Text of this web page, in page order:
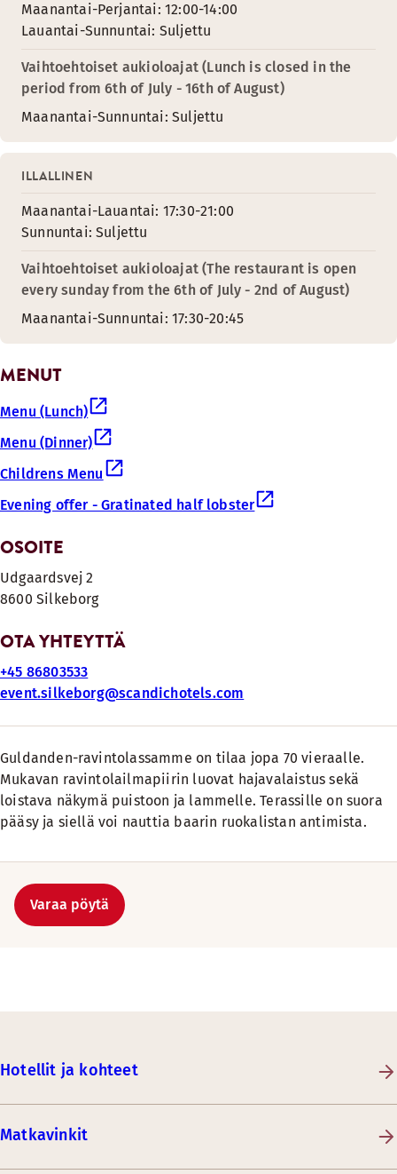
Maanantai-Perjantai: 12:00-14:00
Lauantai-Sunnuntai: Suljettu
Vaihtoehtoiset aukioloajat (Lunch is closed in the
period from 6th of July - 16th of August)
Maanantai-Sunnuntai: Suljettu
ILLALLINEN
Maanantai-Lauantai: 17:30-21:00
Sunnuntai: Suljettu
Vaihtoehtoiset aukioloajat (The restaurant is open
every sunday from the 6th of July - 2nd of August)
Maanantai-Sunnuntai: 17:30-20:45
MENUT
Menu (Lunch)
Menu (Dinner)
Childrens Menu
Evening offer - Gratinated half lobster
OSOITE
Udgaardsvej 2
8600 Silkeborg
OTA YHTEYTTÄ
+45 86803533
event.silkeborg@scandichotels.com
Guldanden-ravintolassamme on tilaa jopa 70 vieraalle.
Mukavan ravintolailmapiirin luovat hajavalaistus sekä
loistava näkymä puistoon ja lammelle. Terassille on suora
pääsy ja siellä voi nauttia baarin ruokalistan antimista.
Varaa pöytä
Hotellit ja kohteet
Matkavinkit